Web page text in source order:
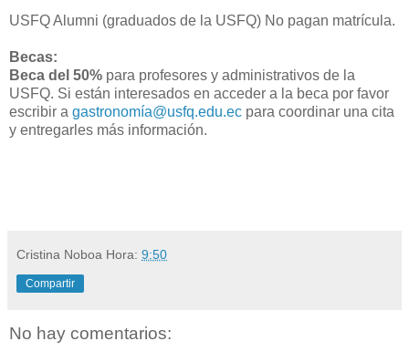
USFQ Alumni (graduados de la USFQ) No pagan matrícula.
Becas:
Beca del 50% para profesores y administrativos de la
USFQ. Si están interesados en acceder a la beca por favor
escribir a gastronomía@usfq.edu.ec para coordinar una cita
y entregarles más información.
Cristina Noboa Hora: 9:50
Compartir
No hay comentarios: